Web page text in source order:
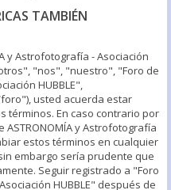
TAMBIÉN
y Astrofotografía - Asociación
"nos", "nuestro", "Foro de
HUBBLE",
usted acuerda estar
términos. En caso contrario por
y Astrofotografía
estos términos en cualquier
embargo sería prudente que
Seguir registrado a "Foro
HUBBLE" después de